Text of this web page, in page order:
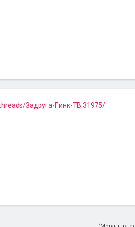
Задруга-Пинк-ТВ.31975/